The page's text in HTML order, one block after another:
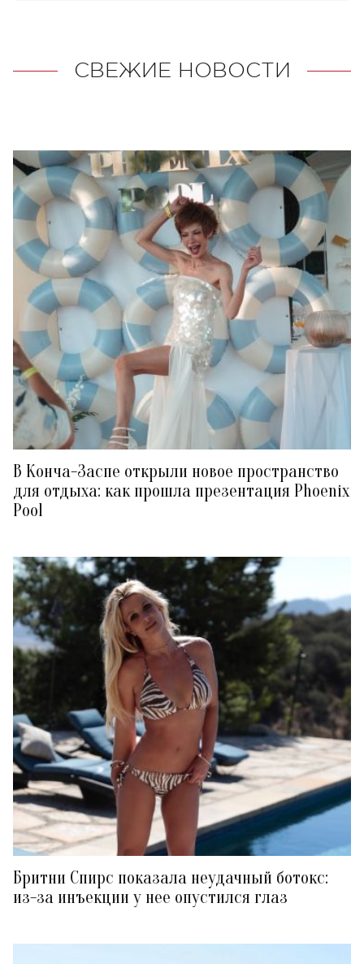
СВЕЖИЕ НОВОСТИ
В Конча-Заспе открыли новое пространство
для отдыха: как прошла презентация Phoenix
Pool
Бритни Спирс показала неудачный ботокс:
из-за инъекции у нее опустился глаз